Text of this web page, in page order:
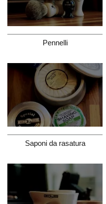
Pennelli
Saponi da rasatura